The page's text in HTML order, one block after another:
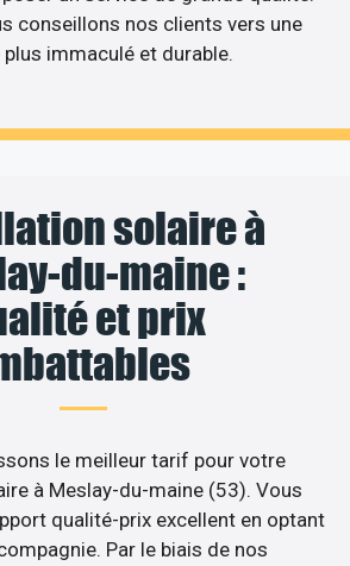
conseillons nos clients vers une
plus immaculé et durable.
solaire à
du-maine :
et prix
le meilleur tarif pour votre
à Meslay-du-maine (53). Vous
qualité-prix excellent en optant
Par le biais de nos